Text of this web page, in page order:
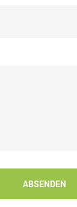
ABSENDEN